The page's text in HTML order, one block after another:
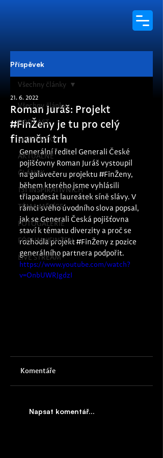
Příspěvek
Všechny články
PODCAST
SLOVENSKO
AKTUÁLNĚ
ČLÁNEK
131 INSPIRATIVNÍCH
TÉMA MĚSÍCE
FOTOGALERIE
FÓRUM #FINŽEN
LIVE STREAM
Všechny články
Roman Juráš: Projekt
#FinŽeny je tu pro celý
finanční trh
21. 6. 2022
Generální ředitel Generali České
pojišťovny Roman Juráš vystoupil
na galavečeru projektu #FinŽeny,
během kterého jsme vyhlásili
třiapadesát laureátek síně slávy. V
rámci svého úvodního slova popsal,
jak se Generali Česká pojišťovna
staví k tématu diverzity a proč se
rozhodla projekt #FinŽeny z pozice
generálního partnera podpořit.
https://www.youtube.com/watch?
v=OnbUWRJgdzI
Komentáře
Napsat komentář...